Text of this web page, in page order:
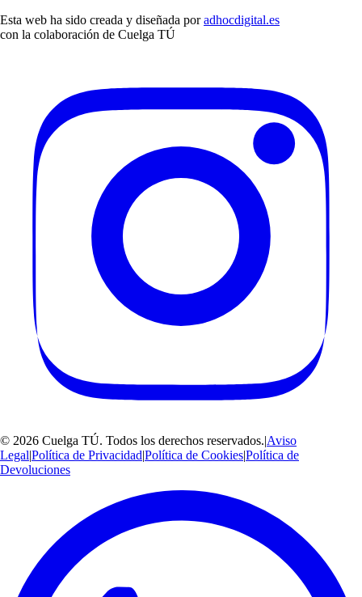
Esta web ha sido creada y diseñada por adhocdigital.es
con la colaboración de Cuelga TÚ
© 2026 Cuelga TÚ. Todos los derechos reservados.|Aviso
Legal|Política de Privacidad|Política de Cookies|Política de
Devoluciones